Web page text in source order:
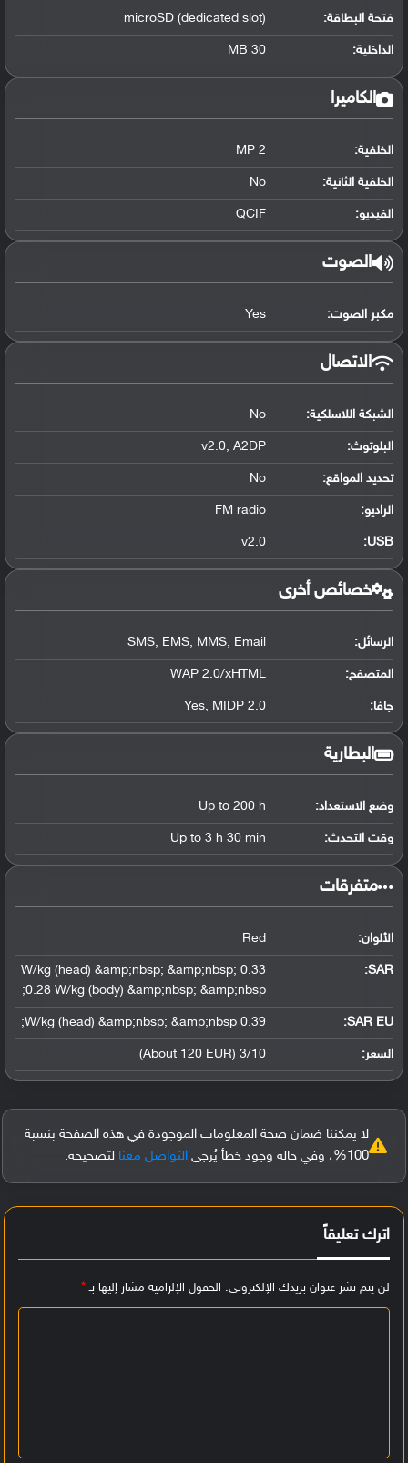
فتحة البطاقة: microSD (dedicated slot)
الداخلية: 30 MB
الكاميرا
الخلفية: 2 MP
الخلفية الثانية: No
الفيديو: QCIF
الصوت
مكبر الصوت: Yes
الاتصال
الشبكة اللاسلكية: No
البلوتوث:
v2.0, A2DP
تحديد المواقع:
No
الراديو: FM radio
USB
:
v2.0
خصائص أخرى
الرسائل: SMS, EMS, MMS, Email
المتصفح: WAP 2.0/xHTML
جافا: Yes, MIDP 2.0
البطارية
وضع الاستعداد: Up to 200 h
وقت التحدث: Up to 3 h 30 min
‏متفرقات‏
الألوان: Red
SAR
:
0.33 W/kg (head) &amp;nbsp; &amp;nbsp;
0.28 W/kg (body) &amp;nbsp; &amp;nbsp;
SAR EU:
0.39 W/kg (head) &amp;nbsp; &amp;nbsp;
السعر: 3/10 (About 120 EUR)
لا يمكننا ضمان صحة المعلومات الموجودة في هذه الصفحة بنسبة
100%، وفي حالة وجود خطأ يُرجى
التواصل معنا لتصحيحه.
اترك تعليقاً
لن يتم نشر عنوان بريدك الإلكتروني. الحقول الإلزامية مشار إليها بـ*
ي